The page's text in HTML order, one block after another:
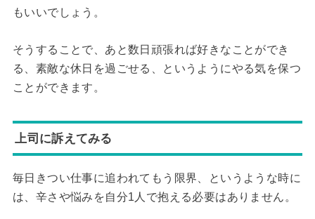
もいいでしょう。
そうすることで、あと数日頑張れば好きなことができ
る、素敵な休日を過ごせる、というようにやる気を保つ
ことができます。
上司に訴えてみる
毎日きつい仕事に追われてもう限界、というような時に
は、辛さや悩みを自分1人で抱える必要はありません。